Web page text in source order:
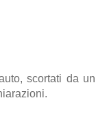
scortati da un